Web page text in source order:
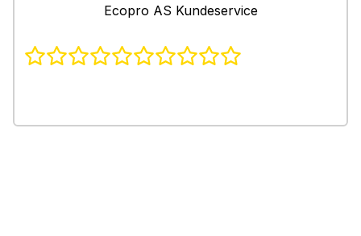
Ecopro AS Kundeservice